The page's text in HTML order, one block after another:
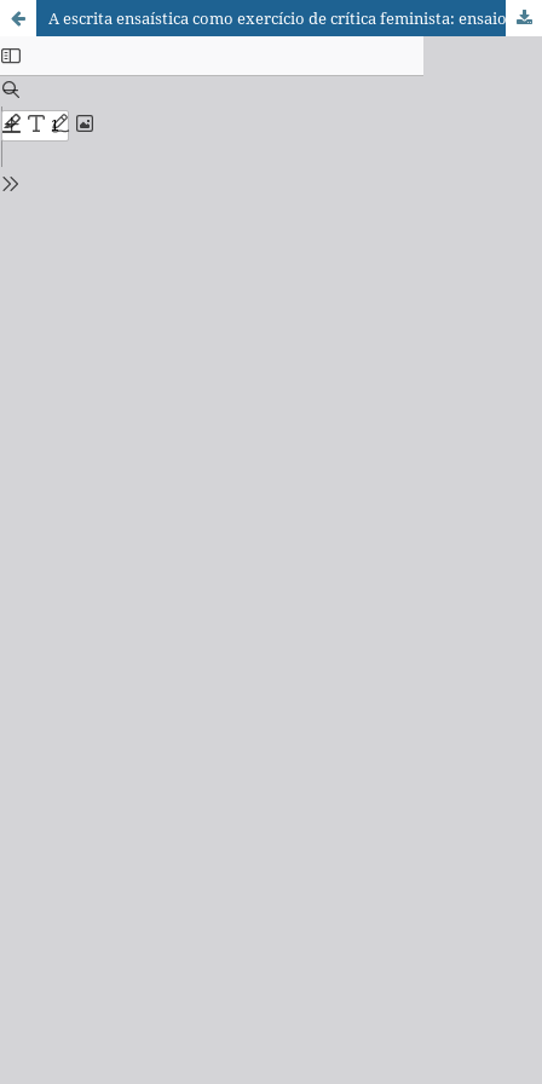
A escrita ensaística como exercício de crítica feminista: ensaios de Gabriela Mistral e Alfonsina Storni.